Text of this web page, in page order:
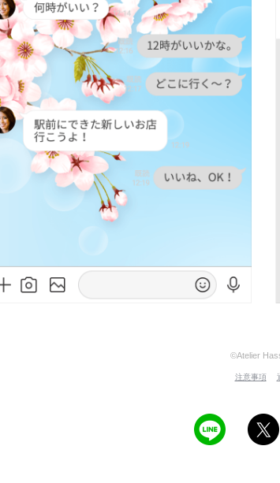
©Atelier
注意事項